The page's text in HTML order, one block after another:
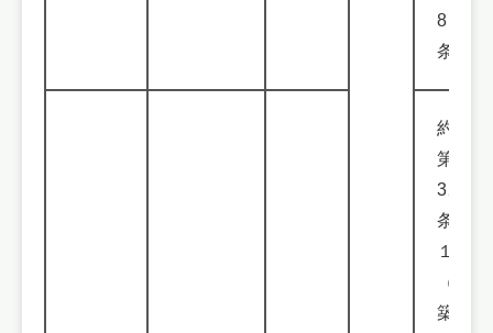
8
条）
約款
第
32
条第
１項
（建
築設